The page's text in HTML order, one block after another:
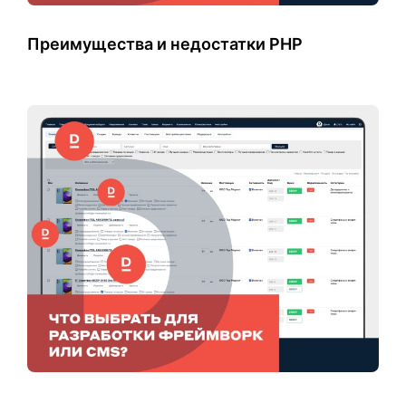
Преимущества и недостатки PHP